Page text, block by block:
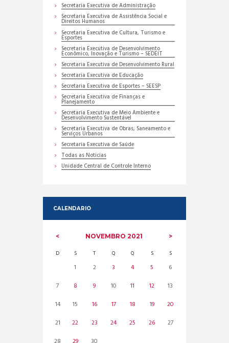
Secretaria Executiva de Administração
Secretaria Executiva de Assistência Social e
Direitos Humanos
Secretaria Executiva de Cultura, Turismo e
Esportes
Secretaria Executiva de Desenvolvimento
Econômico, Inovação e Turismo – SEDEIT
Secretaria Executiva de Desenvolvimento Rural
Secretaria Executiva de Educação
Secretaria Executiva de Esportes – SEESP
Secretaria Executiva de Finanças e
Planejamento
Secretaria Executiva de Meio Ambiente e
Desenvolvimento Sustentável
Secretaria Executiva de Obras, Saneamento e
Serviços Urbanos
Secretaria Executiva de Saúde
Todas as Noticias
Unidade Central de Controle Interno
CALENDARIO
NOVEMBRO 2021
D S T Q Q S S
1 2 3 4 5
6
7
8 9 10 11 12
13
14
15 16 17 18 19
20
21
22 23 24 25 26
27